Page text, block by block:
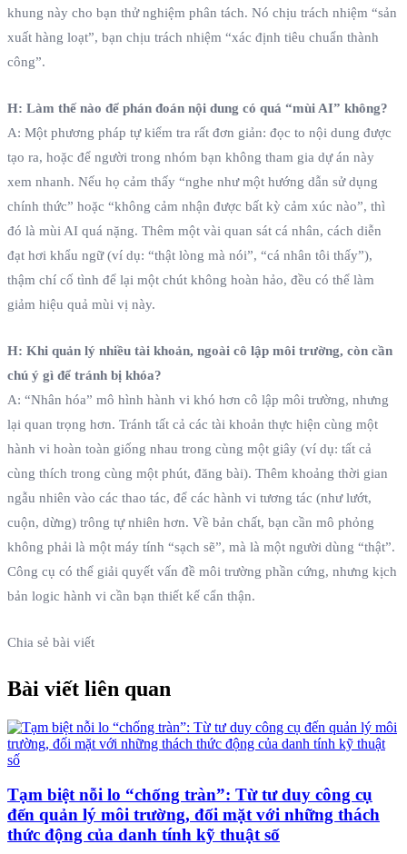
khung này cho bạn thử nghiệm phân tách. Nó chịu trách nhiệm “sản
xuất hàng loạt”, bạn chịu trách nhiệm “xác định tiêu chuẩn thành
công”.
H: Làm thế nào để phán đoán nội dung có quá “mùi AI” không?
A: Một phương pháp tự kiểm tra rất đơn giản: đọc to nội dung được
tạo ra, hoặc để người trong nhóm bạn không tham gia dự án này
xem nhanh. Nếu họ cảm thấy “nghe như một hướng dẫn sử dụng
chính thức” hoặc “không cảm nhận được bất kỳ cảm xúc nào”, thì
đó là mùi AI quá nặng. Thêm một vài quan sát cá nhân, cách diễn
đạt hơi khẩu ngữ (ví dụ: “thật lòng mà nói”, “cá nhân tôi thấy”),
thậm chí cố tình để lại một chút không hoàn hảo, đều có thể làm
giảm hiệu quả mùi vị này.
H: Khi quản lý nhiều tài khoản, ngoài cô lập môi trường, còn cần
chú ý gì để tránh bị khóa?
A: “Nhân hóa” mô hình hành vi khó hơn cô lập môi trường, nhưng
lại quan trọng hơn. Tránh tất cả các tài khoản thực hiện cùng một
hành vi hoàn toàn giống nhau trong cùng một giây (ví dụ: tất cả
cùng thích trong cùng một phút, đăng bài). Thêm khoảng thời gian
ngẫu nhiên vào các thao tác, để các hành vi tương tác (như lướt,
cuộn, dừng) trông tự nhiên hơn. Về bản chất, bạn cần mô phỏng
không phải là một máy tính “sạch sẽ”, mà là một người dùng “thật”.
Công cụ có thể giải quyết vấn đề môi trường phần cứng, nhưng kịch
bản logic hành vi cần bạn thiết kế cẩn thận.
Chia sẻ bài viết
Bài viết liên quan
Tạm biệt nỗi lo “chống tràn”: Từ tư duy công cụ
đến quản lý môi trường, đối mặt với những thách
thức động của danh tính kỹ thuật số